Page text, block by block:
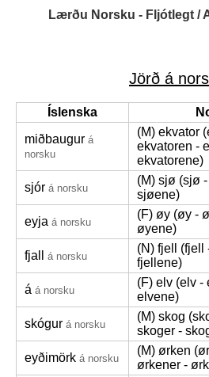
Lærðu Norsku - Fljótlegt /
Jörð á
Íslenska
miðbaugur á
norsku
(M) ekvator
ekvatoren -
ekvatorene)
sjór á norsku
(M) sjø (sjø
sjøene)
eyja á norsku
(F) øy (øy -
øyene)
fjall
á norsku
(N) fjell (fjell
fjellene)
á á norsku
(F) elv (elv -
elvene)
skógur á norsku
(M) skog
skoger -
eyðimörk á norsku
(M) ørken
ørkener -